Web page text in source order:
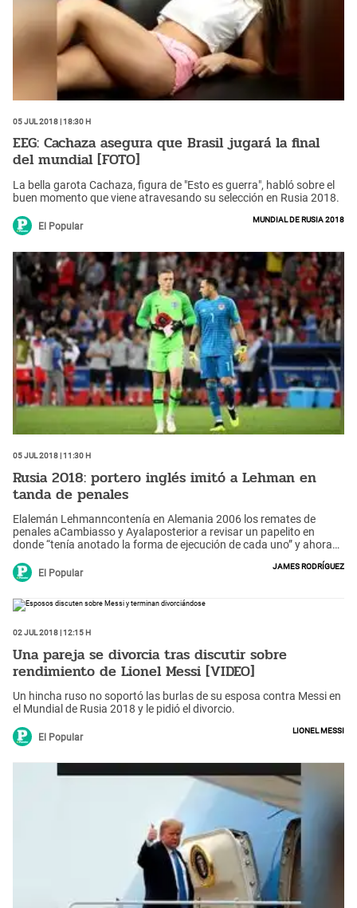
05 Jul 2018 | 18:30 h
EEG: Cachaza asegura que Brasil jugará la final
del mundial [FOTO]
La bella garota Cachaza, figura de "Esto es guerra", habló sobre el
buen momento que viene atravesando su selección en Rusia 2018.
El Popular
Mundial de Rusia 2018
05 Jul 2018 | 11:30 h
Rusia 2018: portero inglés imitó a Lehman en
tanda de penales
Elalemán Lehmanncontenía en Alemania 2006 los remates de
penales aCambiasso y Ayalaposterior a revisar un papelito en
donde “tenía anotado la forma de ejecución de cada uno” y ahora
El Popular
James Rodríguez
02 Jul 2018 | 12:15 h
Una pareja se divorcia tras discutir sobre
rendimiento de Lionel Messi [VIDEO]
Un hincha ruso no soportó las burlas de su esposa contra Messi en
el Mundial de Rusia 2018 y le pidió el divorcio.
El Popular
Lionel Messi